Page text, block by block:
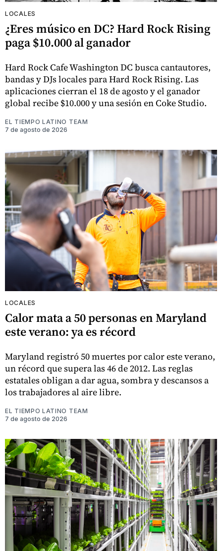
LOCALES
¿Eres músico en DC? Hard Rock Rising
paga $10.000 al ganador
Hard Rock Cafe Washington DC busca cantautores,
bandas y DJs locales para Hard Rock Rising. Las
aplicaciones cierran el 18 de agosto y el ganador
global recibe $10.000 y una sesión en Coke Studio.
EL TIEMPO LATINO TEAM
7 de agosto de 2026
LOCALES
Calor mata a 50 personas en Maryland
este verano: ya es récord
Maryland registró 50 muertes por calor este verano,
un récord que supera las 46 de 2012. Las reglas
estatales obligan a dar agua, sombra y descansos a
los trabajadores al aire libre.
EL TIEMPO LATINO TEAM
7 de agosto de 2026